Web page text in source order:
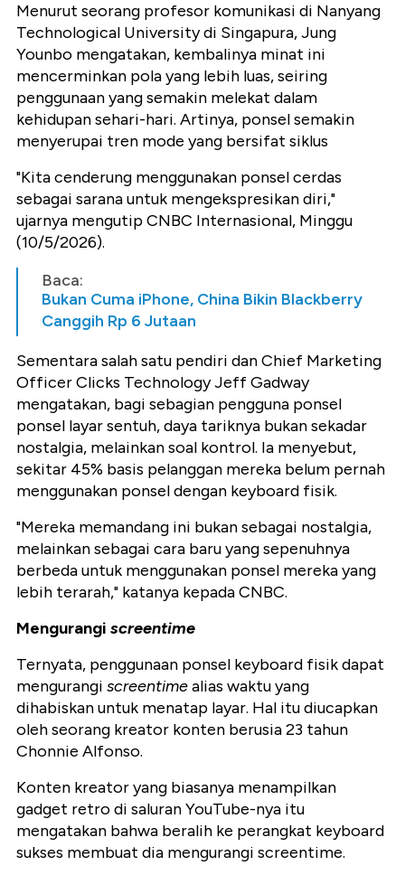
Menurut seorang profesor komunikasi di Nanyang
Technological University di Singapura, Jung
Younbo mengatakan, kembalinya minat ini
mencerminkan pola yang lebih luas, seiring
penggunaan yang semakin melekat dalam
kehidupan sehari-hari. Artinya, ponsel semakin
menyerupai tren mode yang bersifat siklus
"Kita cenderung menggunakan ponsel cerdas
sebagai sarana untuk mengekspresikan diri,"
ujarnya mengutip CNBC Internasional, Minggu
(10/5/2026).
Baca:
Bukan Cuma iPhone, China Bikin Blackberry
Canggih Rp 6 Jutaan
Sementara salah satu pendiri dan Chief Marketing
Officer Clicks Technology Jeff Gadway
mengatakan, bagi sebagian pengguna ponsel
ponsel layar sentuh, daya tariknya bukan sekadar
nostalgia, melainkan soal kontrol. Ia menyebut,
sekitar 45% basis pelanggan mereka belum pernah
menggunakan ponsel dengan keyboard fisik.
"Mereka memandang ini bukan sebagai nostalgia,
melainkan sebagai cara baru yang sepenuhnya
berbeda untuk menggunakan ponsel mereka yang
lebih terarah," katanya kepada CNBC.
Mengurangi screentime
Ternyata, penggunaan ponsel keyboard fisik dapat
mengurangi screentimealias waktu yang
dihabiskan untuk menatap layar. Hal itu diucapkan
oleh seorang kreator konten berusia 23 tahun
Chonnie Alfonso.
Konten kreator yang biasanya menampilkan
gadget retro di saluran YouTube-nya itu
mengatakan bahwa beralih ke perangkat keyboard
sukses membuat dia mengurangi screentime.